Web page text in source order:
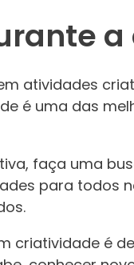
atividades
é uma das
faça uma
para todos
criatividade é